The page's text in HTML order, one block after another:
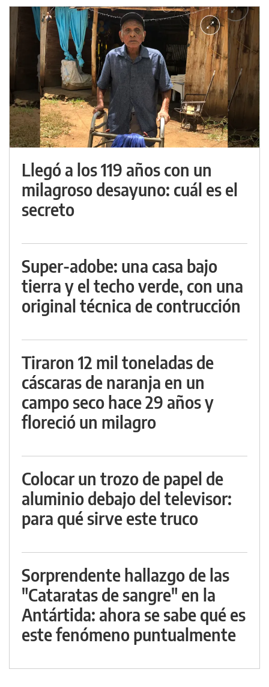
Llegó a los 119 años con un
milagroso desayuno: cuál es el
secreto
Super-adobe: una casa bajo
tierra y el techo verde, con una
original técnica de contrucción
Tiraron 12 mil toneladas de
cáscaras de naranja en un
campo seco hace 29 años y
floreció un milagro
Colocar un trozo de papel de
aluminio debajo del televisor:
para qué sirve este truco
Sorprendente hallazgo de las
"Cataratas de sangre" en la
Antártida: ahora se sabe qué es
este fenómeno puntualmente